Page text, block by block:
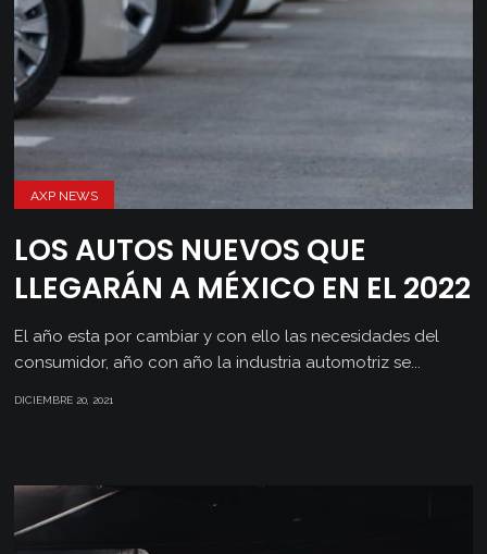
AXP NEWS
LOS AUTOS NUEVOS QUE
LLEGARÁN A MÉXICO EN EL 2022
El año esta por cambiar y con ello las necesidades del
consumidor, año con año la industria automotriz se...
DICIEMBRE 20, 2021